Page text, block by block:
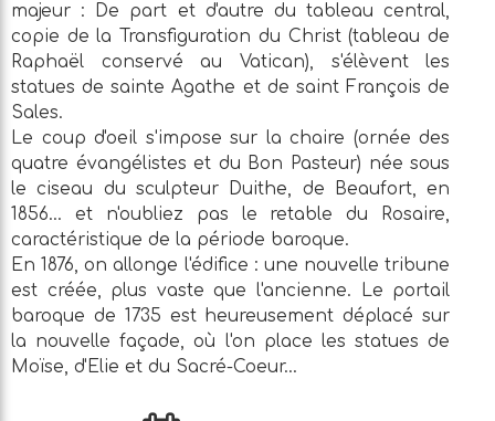
majeur : De part et d'autre du tableau central,
copie de la Transfiguration du Christ (tableau de
Raphaël conservé au Vatican), s'élèvent les
statues de sainte Agathe et de saint François de
Sales.
Le coup d'oeil s'impose sur la chaire (ornée des
quatre évangélistes et du Bon Pasteur) née sous
le ciseau du sculpteur Duithe, de Beaufort, en
1856... et n'oubliez pas le retable du Rosaire,
caractéristique de la période baroque.
En 1876, on allonge l'édifice : une nouvelle tribune
est créée, plus vaste que l'ancienne. Le portail
baroque de 1735 est heureusement déplacé sur
la nouvelle façade, où l'on place les statues de
Moïse, d'Elie et du Sacré-Coeur...